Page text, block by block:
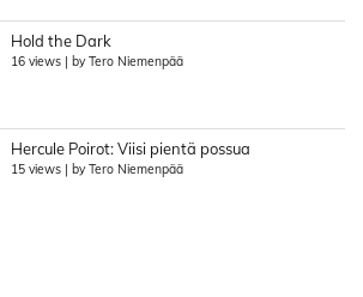
Hold the Dark
16 views | byTero Niemenpää
Hercule Poirot: Viisi pientä possua
15 views | byTero Niemenpää